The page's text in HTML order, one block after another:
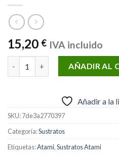
15,20 € IVA incluido
AÑADIR AL
Añadir a la
SKU:7de3a2770397
Categoría:Sustratos
Etiquetas:Atami,Sustratos Atami